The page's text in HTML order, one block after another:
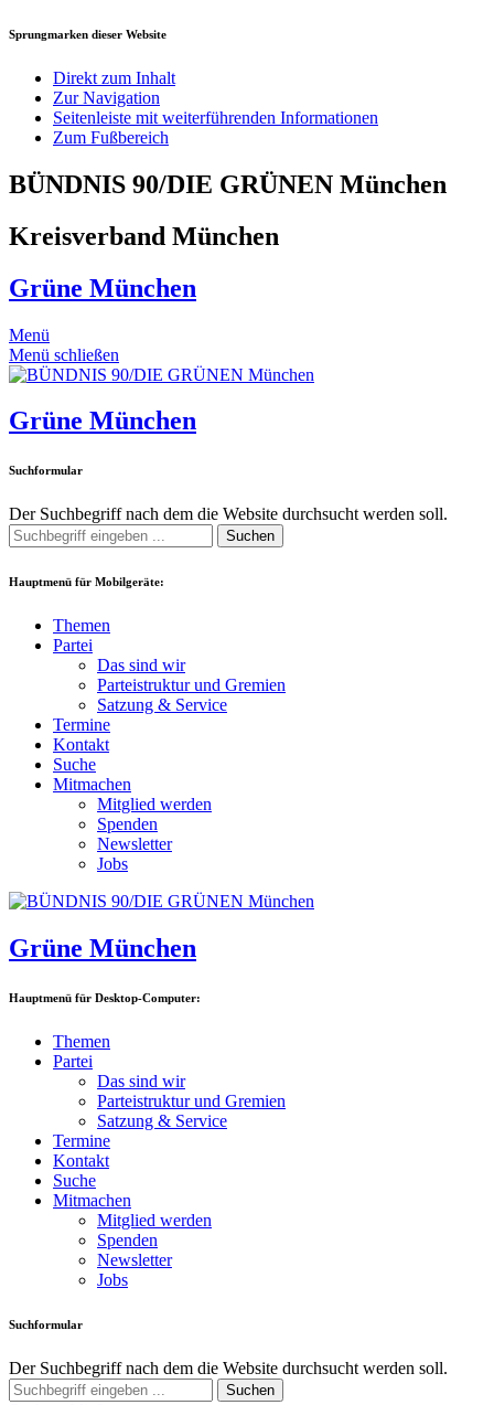
Sprungmarken dieser Website
Direkt zum Inhalt
Zur Navigation
Seitenleiste mit weiterführenden Informationen
Zum Fußbereich
BÜNDNIS 90/DIE GRÜNEN München
Kreisverband München
Grüne München
Menü
Menü schließen
Grüne München
Suchformular
Der Suchbegriff nach dem die Website durchsucht werden soll.
Suchen
Hauptmenü für Mobilgeräte:
Themen
Partei
Das sind wir
Parteistruktur und Gremien
Satzung & Service
Termine
Kontakt
Suche
Mitmachen
Mitglied werden
Spenden
Newsletter
Jobs
Grüne München
Hauptmenü für Desktop-Computer:
Themen
Partei
Das sind wir
Parteistruktur und Gremien
Satzung & Service
Termine
Kontakt
Suche
Mitmachen
Mitglied werden
Spenden
Newsletter
Jobs
Suchformular
Der Suchbegriff nach dem die Website durchsucht werden soll.
Suchen